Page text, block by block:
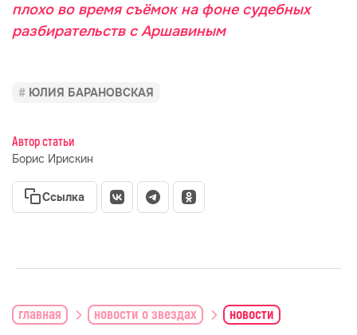
плохо во время съёмок на фоне судебных
разбирательств с Аршавиным
ЮЛИЯ БАРАНОВСКАЯ
Автор статьи
Борис Ирискин
Ссылка
главная новости о звездах новости